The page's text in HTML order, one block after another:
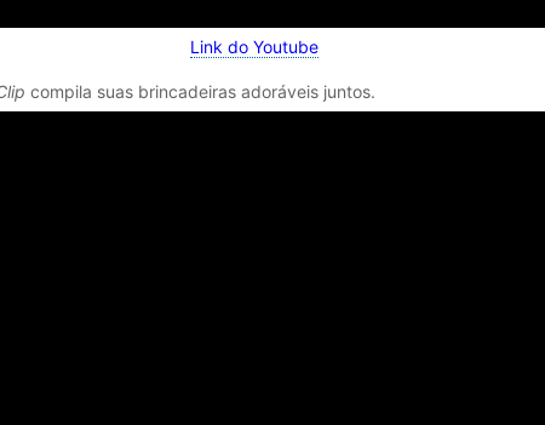
Link do Youtube
compila suas brincadeiras adoráveis juntos.